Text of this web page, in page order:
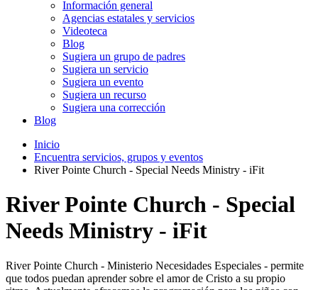
Información general
Agencias estatales y servicios
Videoteca
Blog
Sugiera un grupo de padres
Sugiera un servicio
Sugiera un evento
Sugiera un recurso
Sugiera una corrección
Blog
Inicio
Encuentra servicios, grupos y eventos
River Pointe Church - Special Needs Ministry - iFit
River Pointe Church - Special
Needs Ministry - iFit
River Pointe Church - Ministerio Necesidades Especiales - permite
que todos puedan aprender sobre el amor de Cristo a su propio